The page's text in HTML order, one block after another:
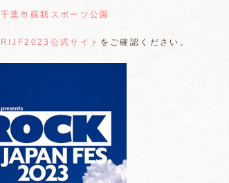
千葉市蘇我スポーツ公園
RIJF2023公式サイト をご確認ください。